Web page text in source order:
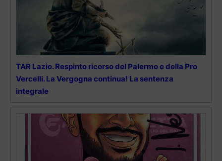
TAR Lazio. Respinto ricorso del Palermo e della Pro
Vercelli. La Vergogna continua! La sentenza
integrale